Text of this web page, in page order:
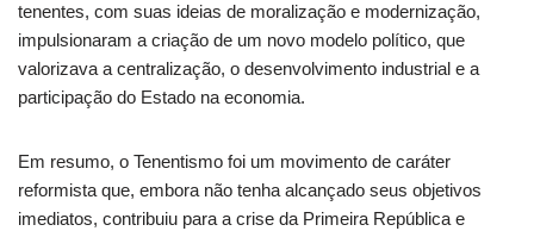
tenentes, com suas ideias de moralização e modernização,
impulsionaram a criação de um novo modelo político, que
valorizava a centralização, o desenvolvimento industrial e a
participação do Estado na economia.
Em resumo, o Tenentismo foi um movimento de caráter
reformista que, embora não tenha alcançado seus objetivos
imediatos, contribuiu para a crise da Primeira República e